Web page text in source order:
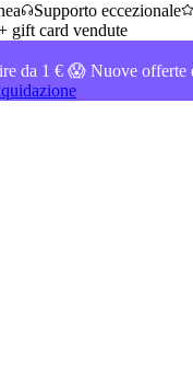
Supporto eccezionale
gift card vendute
da 1 € 😱 Nuove offerte